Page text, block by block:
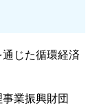
じた循環経済
業振興財団